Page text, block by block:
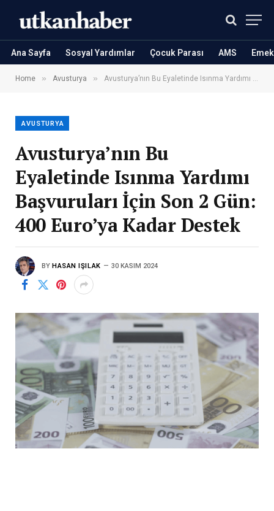
Ana Sayfa Sosyal Yardımlar Çocuk Parası AMS
Home » Avusturya » Avusturya’nın Bu Eyaletinde Isınma Yardımı Başvuruları İçin Son 2 Gün: 400 Euro’ya Kadar Destek
AVUSTURYA
Avusturya’nın Bu
Eyaletinde Isınma Yardımı
Başvuruları İçin Son 2 Gün:
400 Euro’ya Kadar Destek
BY HASAN IŞILAK 30 KASIM 2024